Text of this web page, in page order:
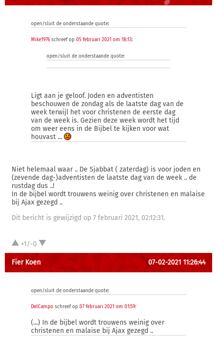
open/sluit de onderstaande quote:
Mike1976 schreef op 05 februari 2021 om 18:13:
open/sluit de onderstaande quote:
Ligt aan je geloof. Joden en adventisten
beschouwen de zondag als de laatste dag van de
week terwijl het voor christenen de eerste dag
van de week is. Gezien deze week wordt het tijd
om weer eens in de Bijbel te kijken voor wat
houvast ...
Niet helemaal waar .. De Sjabbat ( zaterdag) is voor joden en
(zevende dag-)adventisten de laatste dag van de week .. de
rustdag dus ..!
In de bijbel wordt trouwens weinig over christenen en malaise
bij Ajax gezegd ..
Dit bericht is gewijzigd op 7 februari 2021, 02:12:31.
+1/-0
Fier Koen 07-02-2021 11:26:44
open/sluit de onderstaande quote:
DelCampo schreef op 07 februari 2021 om 01:59:
(...) In de bijbel wordt trouwens weinig over
christenen en malaise bij Ajax gezegd ..